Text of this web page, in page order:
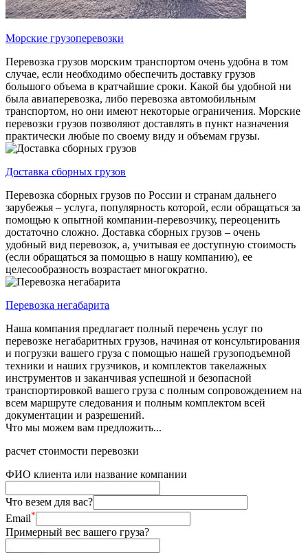
Морские грузоперевозки
Перевозка грузов морским транспортом очень удобна в том
случае, если необходимо обеспечить доставку грузов
большого объема в кратчайшие сроки. Какой бы удобной ни
была авиаперевозка, либо перевозка автомобильным
транспортом, но они имеют некоторые ограничения. Морские
перевозки грузов позволяют доставлять в пункт назначения
практически любые по своему виду и объемам грузы.
Доставка сборных грузов
Перевозка сборных грузов по России и странам дальнего
зарубежья – услуга, популярность которой, если обращаться за
помощью к опытной компании-перевозчику, переоценить
достаточно сложно. Доставка сборных грузов – очень
удобный вид перевозок, а, учитывая ее доступную стоимость
(если обращаться за помощью в нашу компанию), ее
целесообразность возрастает многократно.
Перевозка негабарита
Наша компания предлагает полный перечень услуг по
перевозке негабаритных грузов, начиная от консультирования
и погрузки вашего груза с помощью нашей грузоподъемной
техники и наших грузчиков, и комплектов такелажных
инструментов и заканчивая успешной и безопасной
транспортировкой вашего груза с полным сопровождением на
всем маршруте следования и полным комплектом всей
документации и разрешений.
Что мы можем вам предложить...
расчет стоимости перевозки
ФИО клиента или название компании
Что везем для вас?
Email*
Примерный вес вашего груза?